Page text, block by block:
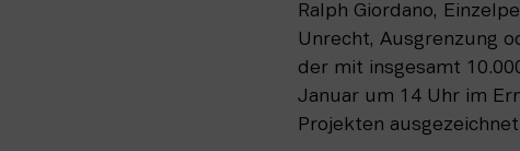
Ralph Giordano,
Unrecht, Ausgrenzung
der mit insgesamt
Januar um 14 Uhr im
Projekten